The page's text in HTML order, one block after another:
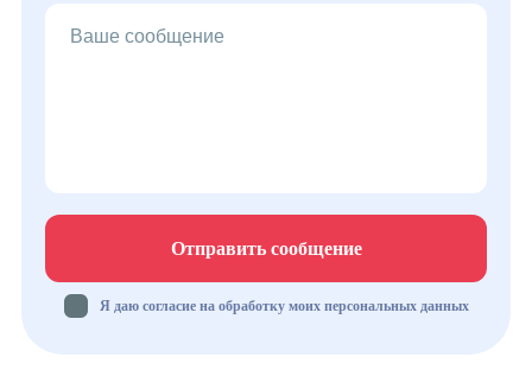
Отправить сообщение
Я даю согласие на обработку моих персональных данных